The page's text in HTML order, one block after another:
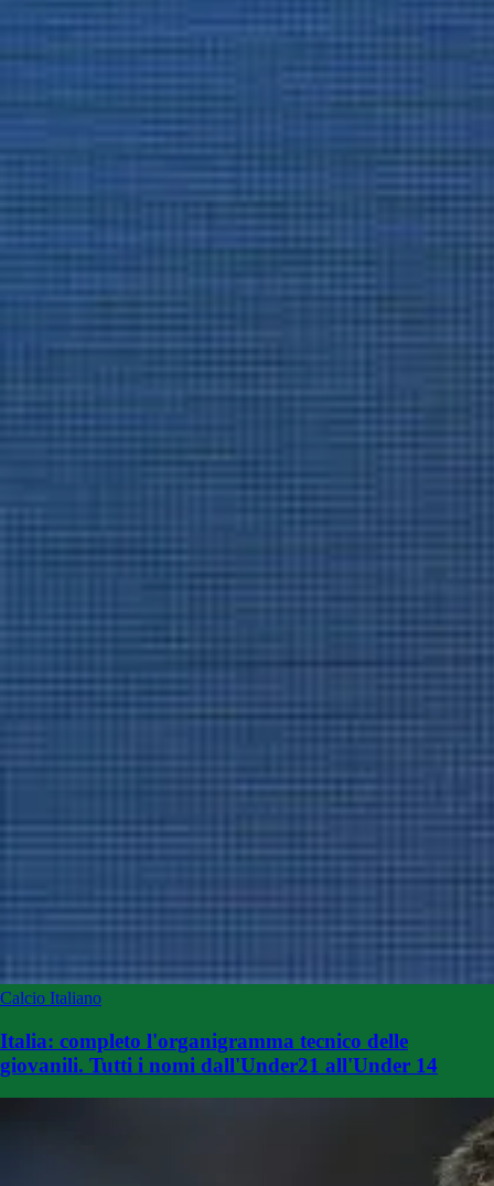
Calcio Italiano
Italia: completo l'organigramma tecnico delle
giovanili. Tutti i nomi dall'Under21 all'Under 14